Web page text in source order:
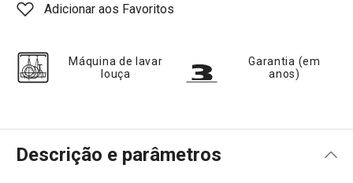
Adicionar aos Favoritos
Máquina de lavar
louça
Garantia (em
anos)
Descrição e parâmetros